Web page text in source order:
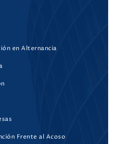
en Alternancia
Frente al Acoso